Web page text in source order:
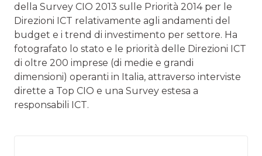
della Survey CIO 2013 sulle Priorità 2014 per le
Direzioni ICT relativamente agli andamenti del
budget e i trend di investimento per settore. Ha
fotografato lo stato e le priorità delle Direzioni ICT
di oltre 200 imprese (di medie e grandi
dimensioni) operanti in Italia, attraverso interviste
dirette a Top CIO e una Survey estesa a
responsabili ICT.